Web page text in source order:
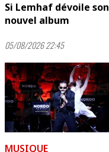
Si Lemhaf dévoile son
nouvel album
05/08/2026 22:45
MUSIQUE